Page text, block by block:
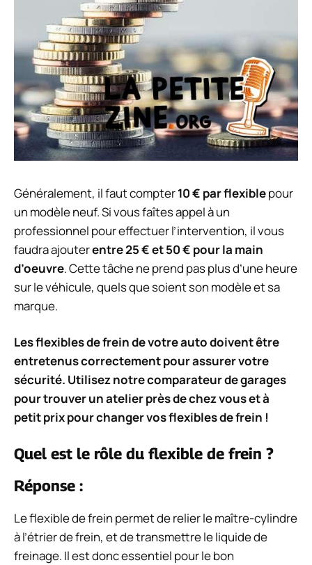
Généralement, il faut compter10 € par flexiblepour
un modèle neuf. Si vous faîtes appel à un
professionnel pour effectuer l’intervention, il vous
faudra ajouterentre 25 € et 50 € pour la main
d’oeuvre. Cette tâche ne prend pas plus d’une heure
sur le véhicule, quels que soient son modèle et sa
marque.
Les flexibles de frein de votre auto doivent être
entretenus correctement pour assurer votre
sécurité. Utilisez notre comparateur de garages
pour trouver un atelier près de chez vous et à
petit prix pour changer vos flexibles de frein !
Quel est le rôle du flexible de frein ?
Réponse :
Le flexible de frein permet de relier le maître-cylindre
à l’étrier de frein, et de transmettre le liquide de
freinage. Il est donc essentiel pour le bon